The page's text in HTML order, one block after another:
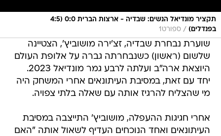
תקציר מונדיאל הנשים: שבדיה - ארצות הברית 0:0 (4:5
בפנדלים) / ספורט1
שוערת נבחרת שבדיה, זצ'ירה מושוביץ', הצטיינה
שלשום (ראשון) כשנבחרתה גברה על אלופת העולם
היוצאת ארה"ב ועלתה לרבע גמר מונדיאל 2023.
יחד עם זאת, במסיבת העיתונאים אחרי המשחק היה
מי שהצליח להרגיז אותה עם שאלה בלתי צפויה.
אחרי חגיגות ההעפלה, מושוביץ' התייצבה במסיבת
העיתונאים ואחד הנוכחים העדיף לשאול אותה "האם